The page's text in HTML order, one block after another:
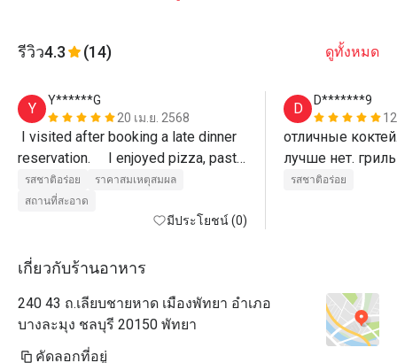
รีวิว4.3 (14) ดูทั้งหมด
Y
Y******G
20 เม.ย. 2568
I visited after booking a late dinner
reservation.     I enjoyed pizza, pasta,
pad thai, etc. at a reasonable price
and good service. (Recommended
for guests staying at Ozo Hotel)
รสชาติอร่อย
ราคาสมเหตุสมผล
สถานที่สะอาด
มีประโยชน์ (0)
D
D*******9
отличные
лучше нет.
รสชาติอร่อย
เกี่ยวกับร้านอาหาร
240 43 ถ.เลียบชายหาด เมืองพัทยา อำเภอ
บางละมุง ชลบุรี 20150 พัทยา
คัดลอกที่อยู่